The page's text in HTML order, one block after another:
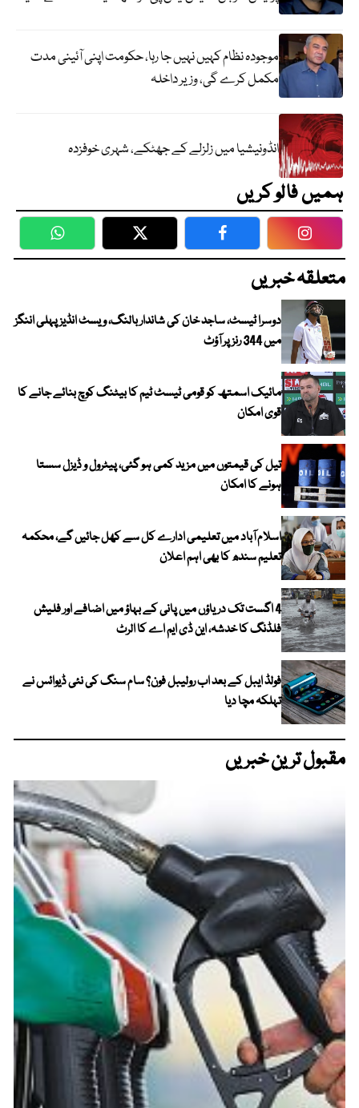
موجودہ نظام کہیں نہیں جا رہا، حکومت اپنی آئینی مدت
مکمل کرے گی، وزیر داخلہ
انڈونیشیا میں زلزلے کے جھٹکے، شہری خوفزدہ
ہمیں فالو کریں
WhatsApp Twitter Facebook
متعلقہ خبریں
دوسرا ٹیسٹ، ساجد خان کی شاندار بالنگ، ویسٹ انڈیز پہلی اننگز
میں 344 رنز پر آؤٹ
مائیک اسمتھ کو قومی ٹیسٹ ٹیم کا بیٹنگ کوچ بنائے جانے کا
قوی امکان
تیل کی قیمتوں میں مزید کمی ہو گئی، پیٹرول و ڈیزل سستا
ہونے کا امکان
اسلام آباد میں تعلیمی ادارے کل سے کھل جائیں گے، محکمہ
تعلیم سندھ کا بھی اہم اعلان
4 اگست تک دریاؤں میں پانی کے بہاؤ میں اضافے اور فلیش
فلڈنگ کا خدشہ، این ڈی ایم اے کا الرٹ
فولڈ ایبل کے بعد اب رولیبل فون؟ سام سنگ کی نئی ڈیوائس نے
تہلکہ مچا دیا
مقبول ترین خبریں